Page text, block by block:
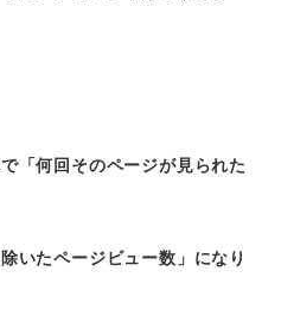
「何回そのページが見られた
いたページビュー数」になり